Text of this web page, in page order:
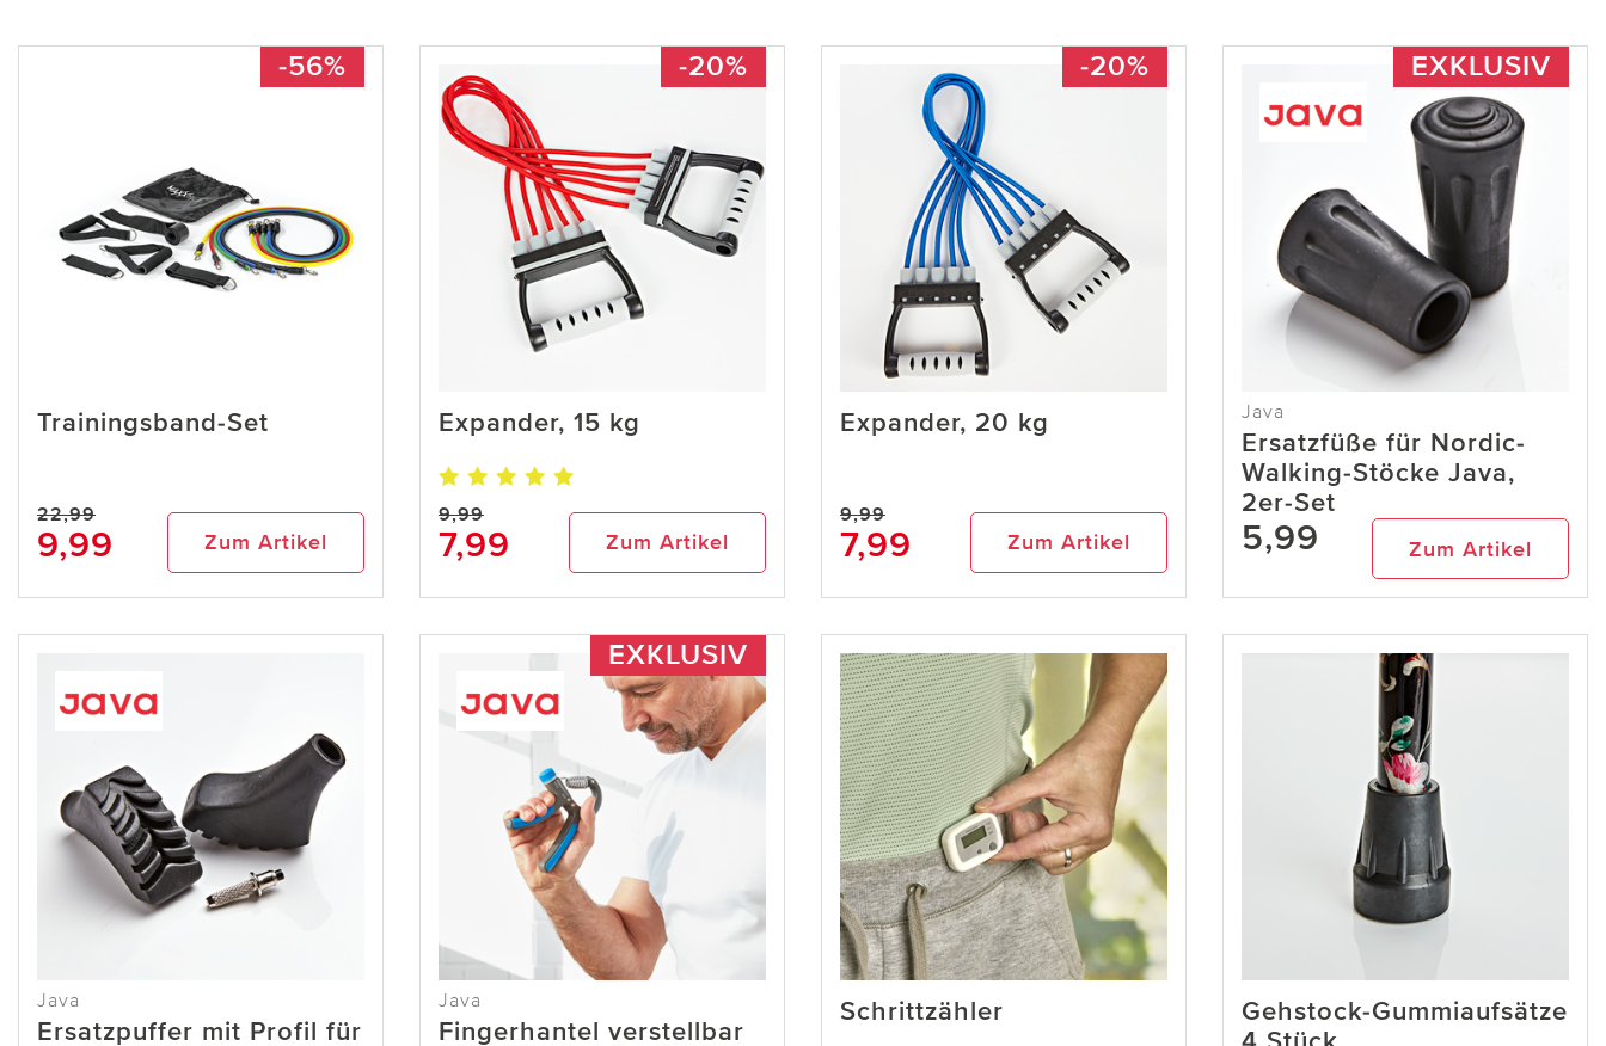
-56%
Trainingsband-Set
22,99
9,99 Zum Artikel
-20%
Expander, 15 kg
9,99
7,99 Zum Artikel
-20%
Expander, 20 kg
9,99
7,99 Zum Artikel
EXKLUSIV
Java
Ersatzfüße für Nordic-
Walking-Stöcke Java,
2er-Set
5,99 Zum Artikel
Java
Ersatzpuffer mit Profil für
EXKLUSIV
Java
Fingerhantel verstellbar
Schrittzähler
Gehstock-Gummiaufsätze